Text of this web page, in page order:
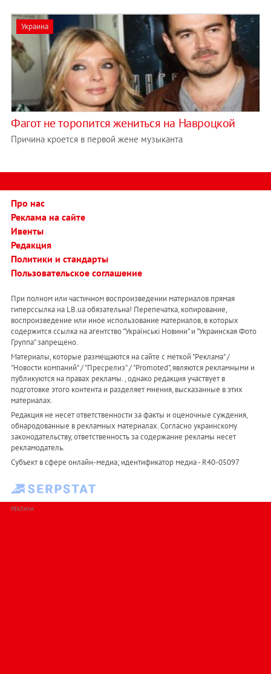
Украина
Фагот не торопится жениться на Навроцкой
Причина кроется в первой жене музыканта
Про нас
Реклама на сайте
Ивенты
Редакция
Политики и стандарты
Пользовательское соглашение
При полном или частичном воспроизведении материалов прямая
гиперссылка на LB.ua обязательна! Перепечатка, копирование,
воспроизведение или иное использование материалов, в которых
содержится ссылка на агентство "Українськi Новини" и "Украинская Фото
Группа" запрещено.
Материалы, которые размещаются на сайте с меткой "Реклама" /
"Новости компаний" / "Пресрелиз" / "Promoted", являются рекламными и
публикуются на правах рекламы. , однако редакция участвует в
подготовке этого контента и разделяет мнения, высказанные в этих
материалах.
Редакция не несет ответственности за факты и оценочные суждения,
обнародованные в рекламных материалах. Согласно украинскому
законодательству, ответственность за содержание рекламы несет
рекламодатель.
Субъект в сфере онлайн-медиа; идентификатор медиа - R40-05097
РЕКЛАМА